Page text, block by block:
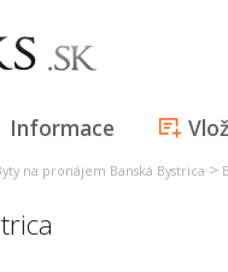
Informace
na pronájem Banská Bystrica >